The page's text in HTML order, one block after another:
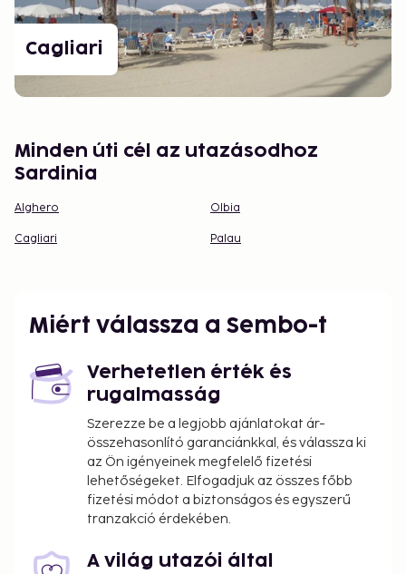
Cagliari
Minden úti cél az utazásodhoz
Sardinia
Alghero Olbia
Cagliari Palau
Miért válassza a Sembo-t
Verhetetlen érték és
rugalmasság
Szerezze be a legjobb ajánlatokat ár-
összehasonlító garanciánkkal, és válassza ki
az Ön igényeinek megfelelő fizetési
lehetőségeket. Elfogadjuk az összes főbb
fizetési módot a biztonságos és egyszerű
tranzakció érdekében.
A világ utazói által